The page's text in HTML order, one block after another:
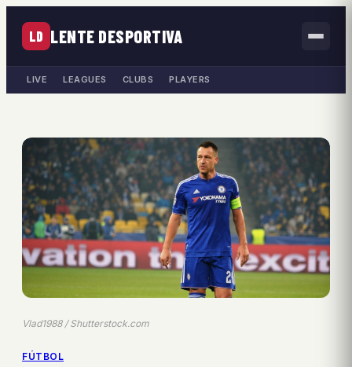
LD LENTE DESPORTIVA
LIVE LEAGUES CLUBS PLAYERS
Vlad1988 / Shutterstock.com
FÚTBOL